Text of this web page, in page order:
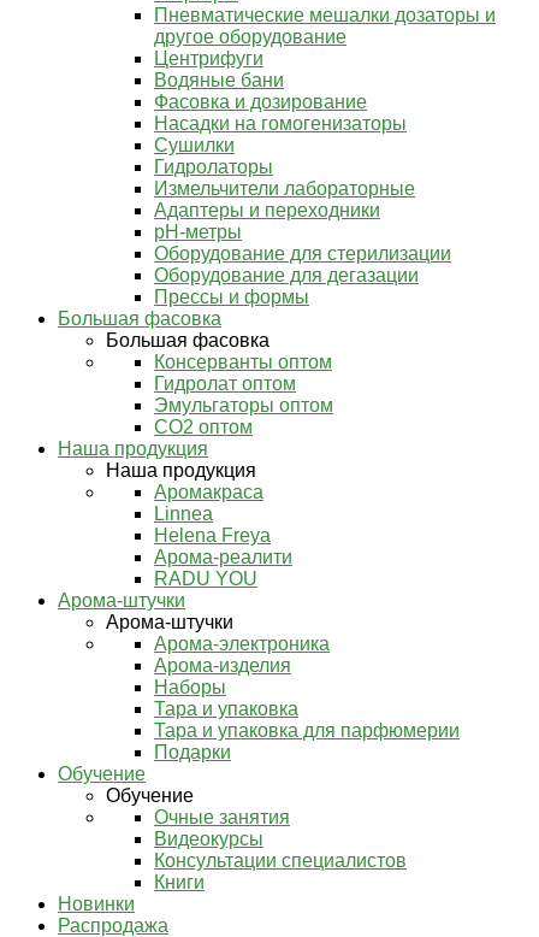
Пневматические мешалки дозаторы и
другое оборудование
Центрифуги
Водяные бани
Фасовка и дозирование
Насадки на гомогенизаторы
Сушилки
Гидролаторы
Измельчители лабораторные
Адаптеры и переходники
pH-метры
Оборудование для стерилизации
Оборудование для дегазации
Прессы и формы
Большая фасовка
Большая фасовка
Консерванты оптом
Гидролат оптом
Эмульгаторы оптом
СО2 оптом
Наша продукция
Наша продукция
Аромакраса
Linnea
Helena Freya
Арома-реалити
RADU YOU
Арома-штучки
Арома-штучки
Арома-электроника
Арома-изделия
Наборы
Тара и упаковка
Тара и упаковка для парфюмерии
Подарки
Обучение
Обучение
Очные занятия
Видеокурсы
Консультации специалистов
Книги
Новинки
Распродажа